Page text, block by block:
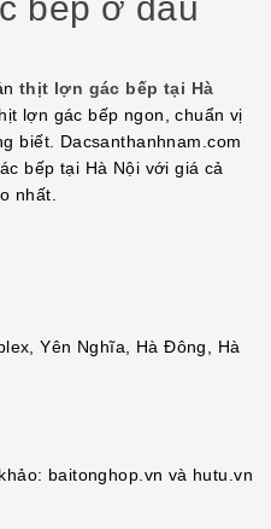
thịt lợn gác bếp tại Hà
lợn gác bếp ngon, chuẩn vị
biết. Dacsanthanhnam.com
bếp tại Hà Nội với giá cả
nhất.
Yên Nghĩa, Hà Đông, Hà
baitonghop.vn và hutu.vn